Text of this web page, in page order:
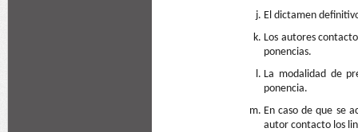
El dictamen
Los autores
ponencias.
La modalidad de
ponencia.
En caso de que se
autor contacto los